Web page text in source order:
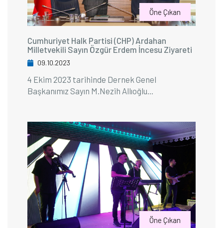
Öne Çıkan
Cumhuriyet Halk Partisi (CHP) Ardahan
Milletvekili Sayın Özgür Erdem İncesu Ziyareti
09.10.2023
4 Ekim 2023 tarihinde Dernek Genel
Başkanımız Sayın M.Nezih Allıoğlu...
Öne Çıkan